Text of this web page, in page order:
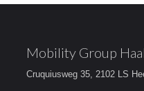
Mobility Group
Cruquiusweg 35, 2102 LS